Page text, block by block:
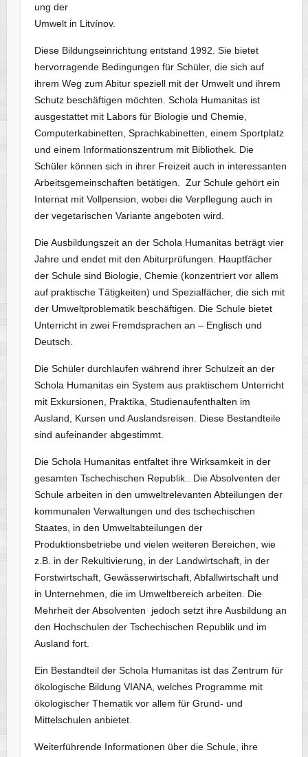
ung der
Umwelt in Litvínov.
Diese Bildungseinrichtung entstand 1992. Sie bietet
hervorragende Bedingungen für Schüler, die sich auf
ihrem Weg zum Abitur speziell mit der Umwelt und ihrem
Schutz beschäftigen möchten. Schola Humanitas ist
ausgestattet mit Labors für Biologie und Chemie,
Computerkabinetten, Sprachkabinetten, einem Sportplatz
und einem Informationszentrum mit Bibliothek. Die
Schüler können sich in ihrer Freizeit auch in interessanten
Arbeitsgemeinschaften betätigen. Zur Schule gehört ein
Internat mit Vollpension, wobei die Verpflegung auch in
der vegetarischen Variante angeboten wird.
Die Ausbildungszeit an der Schola Humanitas beträgt vier
Jahre und endet mit den Abiturprüfungen. Hauptfächer
der Schule sind Biologie, Chemie (konzentriert vor allem
auf praktische Tätigkeiten) und Spezialfächer, die sich mit
der Umweltproblematik beschäftigen. Die Schule bietet
Unterricht in zwei Fremdsprachen an – Englisch und
Deutsch.
Die Schüler durchlaufen während ihrer Schulzeit an der
Schola Humanitas ein System aus praktischem Unterricht
mit Exkursionen, Praktika, Studienaufenthalten im
Ausland, Kursen und Auslandsreisen. Diese Bestandteile
sind aufeinander abgestimmt.
Die Schola Humanitas entfaltet ihre Wirksamkeit in der
gesamten Tschechischen Republik.. Die Absolventen der
Schule arbeiten in den umweltrelevanten Abteilungen der
kommunalen Verwaltungen und des tschechischen
Staates, in den Umweltabteilungen der
Produktionsbetriebe und vielen weiteren Bereichen, wie
z.B. in der Rekultivierung, in der Landwirtschaft, in der
Forstwirtschaft, Gewässerwirtschaft, Abfallwirtschaft und
in Unternehmen, die im Umweltbereich arbeiten. Die
Mehrheit der Absolventen jedoch setzt ihre Ausbildung an
den Hochschulen der Tschechischen Republik und im
Ausland fort.
Ein Bestandteil der Schola Humanitas ist das Zentrum für
ökologische Bildung VIANA, welches Programme mit
ökologischer Thematik vor allem für Grund- und
Mittelschulen anbietet.
Weiterführende Informationen über die Schule, ihre